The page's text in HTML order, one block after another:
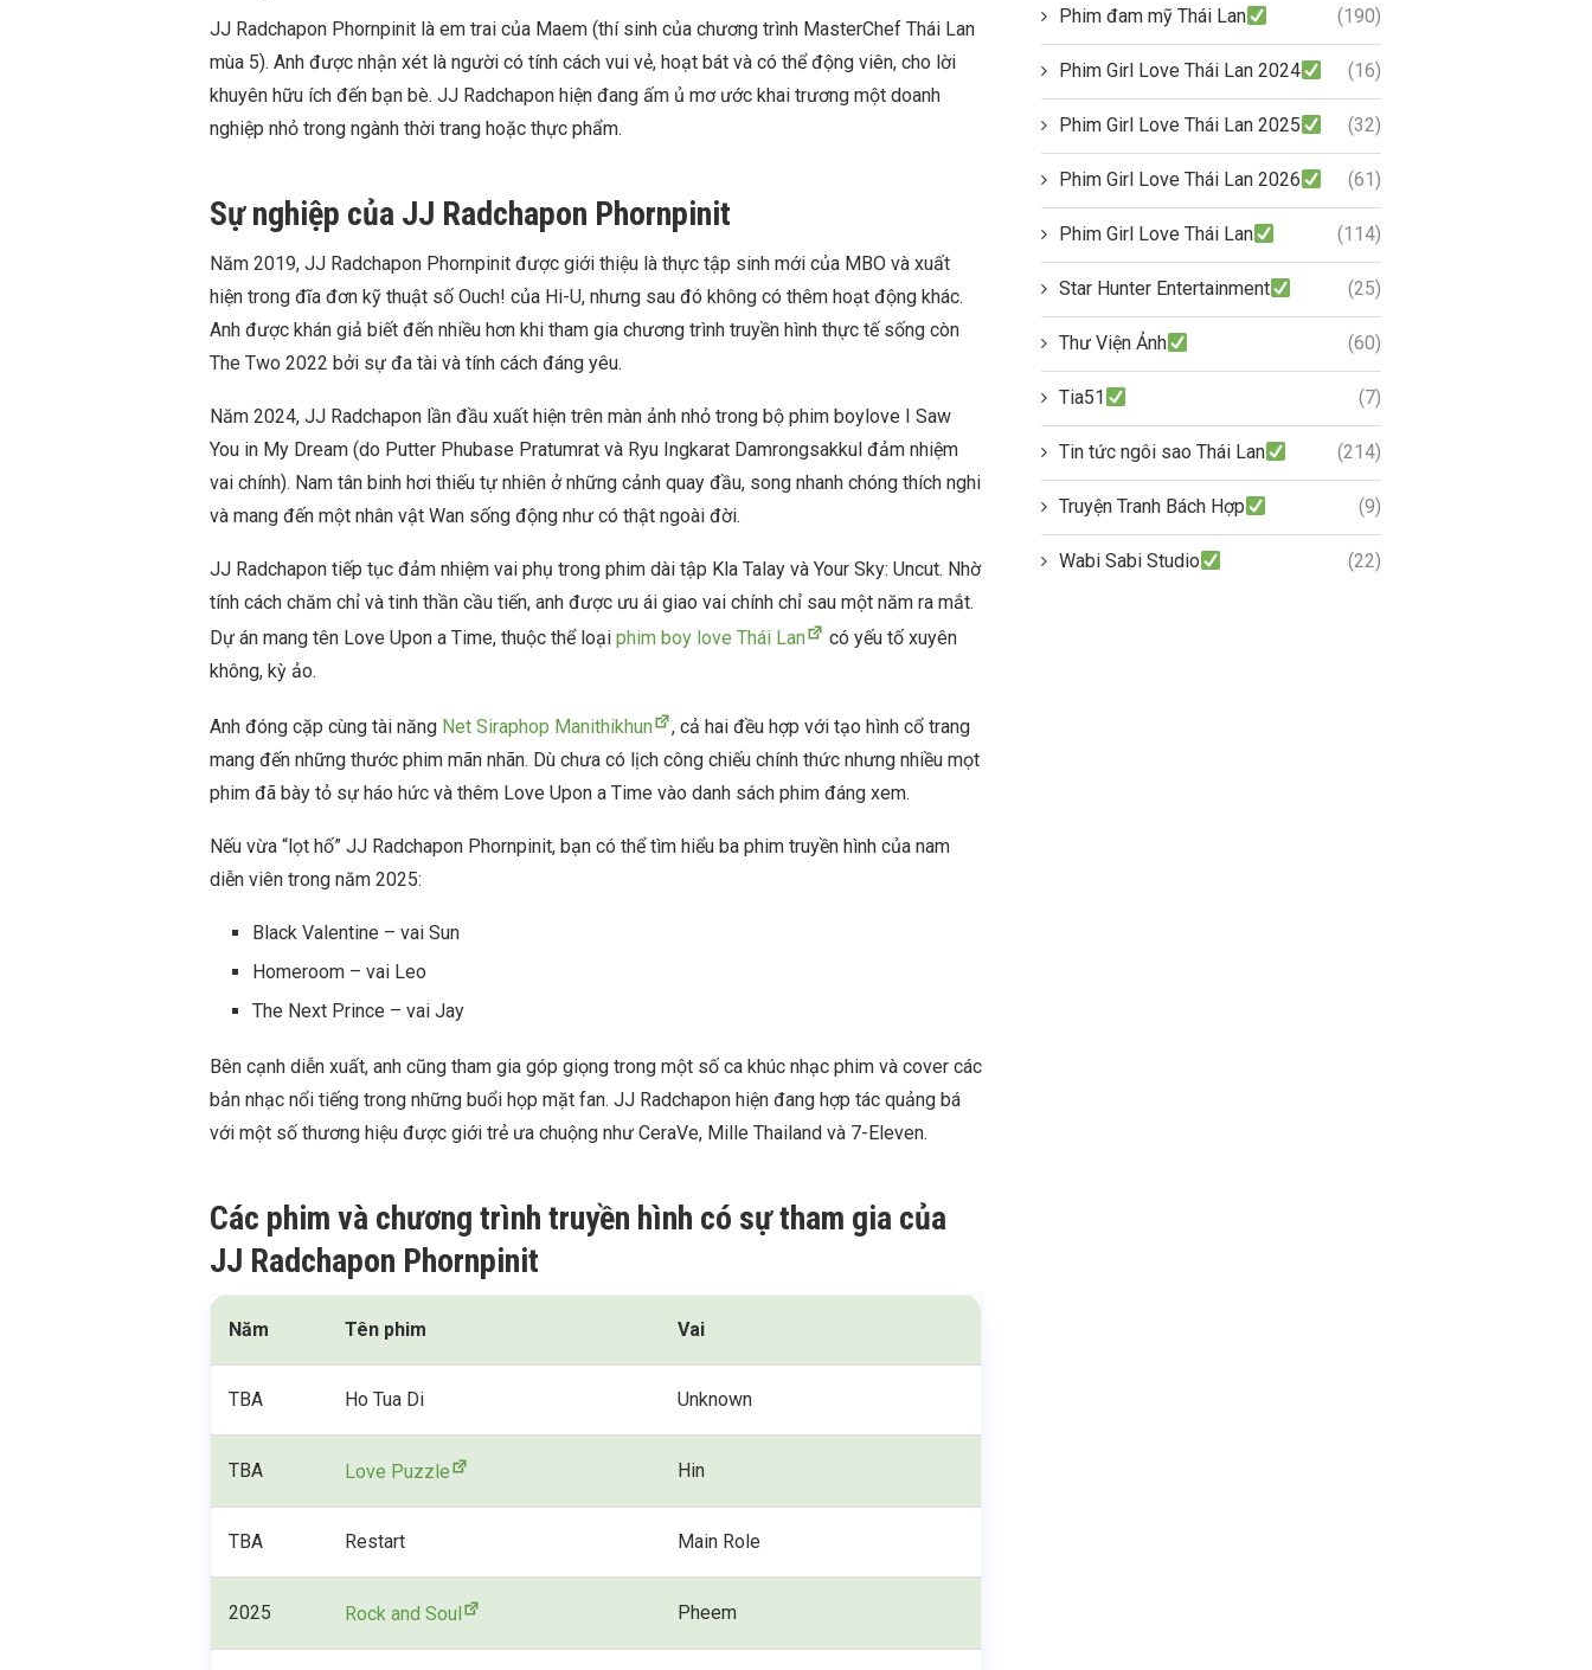
JJ Radchapon Phornpinit là em trai của Maem (thí sinh của chương trình MasterChef Thái Lan
mùa 5). Anh được nhận xét là người có tính cách vui vẻ, hoạt bát và có thể động viên, cho lời
khuyên hữu ích đến bạn bè. JJ Radchapon hiện đang ấm ủ mơ ước khai trương một doanh
nghiệp nhỏ trong ngành thời trang hoặc thực phẩm.
Sự nghiệp của JJ Radchapon Phornpinit
Năm 2019, JJ Radchapon Phornpinit được giới thiệu là thực tập sinh mới của MBO và xuất
hiện trong đĩa đơn kỹ thuật số Ouch! của Hi-U, nhưng sau đó không có thêm hoạt động khác.
Anh được khán giả biết đến nhiều hơn khi tham gia chương trình truyền hình thực tế sống còn
The Two 2022 bởi sự đa tài và tính cách đáng yêu.
Năm 2024, JJ Radchapon lần đầu xuất hiện trên màn ảnh nhỏ trong bộ phim boylove I Saw
You in My Dream (do Putter Phubase Pratumrat và Ryu Ingkarat Damrongsakkul đảm nhiệm
vai chính). Nam tân binh hơi thiếu tự nhiên ở những cảnh quay đầu, song nhanh chóng thích nghi
và mang đến một nhân vật Wan sống động như có thật ngoài đời.
JJ Radchapon tiếp tục đảm nhiệm vai phụ trong phim dài tập Kla Talay và Your Sky: Uncut. Nhờ
tính cách chăm chỉ và tinh thần cầu tiến, anh được ưu ái giao vai chính chỉ sau một năm ra mắt.
Dự án mang tên Love Upon a Time, thuộc thể loại phim boy love Thái Lan
có yếu tố xuyên
không, kỳ ảo.
Anh đóng cặp cùng tài năng Net Siraphop Manithikhun
, cả hai đều hợp với tạo hình cổ trang
mang đến những thước phim mãn nhãn. Dù chưa có lịch công chiếu chính thức nhưng nhiều mọt
phim đã bày tỏ sự háo hức và thêm Love Upon a Time vào danh sách phim đáng xem.
Nếu vừa “lọt hố” JJ Radchapon Phornpinit, bạn có thể tìm hiểu ba phim truyền hình của nam
diễn viên trong năm 2025:
Black Valentine – vai Sun
Homeroom – vai Leo
The Next Prince – vai Jay
Bên cạnh diễn xuất, anh cũng tham gia góp giọng trong một số ca khúc nhạc phim và cover các
bản nhạc nổi tiếng trong những buổi họp mặt fan. JJ Radchapon hiện đang hợp tác quảng bá
với một số thương hiệu được giới trẻ ưa chuộng như CeraVe, Mille Thailand và 7-Eleven.
Các phim và chương trình truyền hình có sự tham gia của
JJ Radchapon Phornpinit
Năm Tên phim Vai
TBA Ho Tua Di Unknown
TBA Love Puzzle Hin
TBA Restart Main Role
2025 Rock and Soul Pheem
Phim đam mỹ Thái Lan (190)
Phim Girl Love Thái Lan 2024 (16)
Phim Girl Love Thái Lan 2025 (32)
Phim Girl Love Thái Lan 2026 (61)
Phim Girl Love Thái Lan (114)
Star Hunter Entertainment (25)
Thư Viện Ảnh (60)
Tia51 (7)
Tin tức ngôi sao Thái Lan (214)
Truyện Tranh Bách Hợp (9)
Wabi Sabi Studio (22)